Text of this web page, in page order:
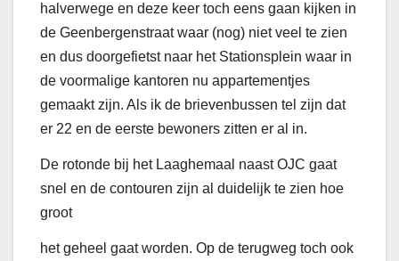
halverwege en deze keer toch eens gaan kijken in
de Geenbergenstraat waar (nog) niet veel te zien
en dus doorgefietst naar het Stationsplein waar in
de voormalige kantoren nu appartementjes
gemaakt zijn. Als ik de brievenbussen tel zijn dat
er 22 en de eerste bewoners zitten er al in.
De rotonde bij het Laaghemaal naast OJC gaat
snel en de contouren zijn al duidelijk te zien hoe
groot
het geheel gaat worden. Op de terugweg toch ook